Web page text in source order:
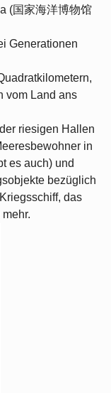
(国家海洋博物馆
Generationen
vom Land ans
riesigen Hallen
in
es auch) und
bezüglich
das